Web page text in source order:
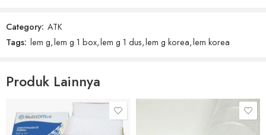
4. Mudah kering
atau bisa melalui online marketplace berikut :
Tokopedia
Bukalapak
Category: ATK
Tags: lem g,lem g 1 box,lem g 1 dus,lem g korea,lem korea
Produk Lainnya